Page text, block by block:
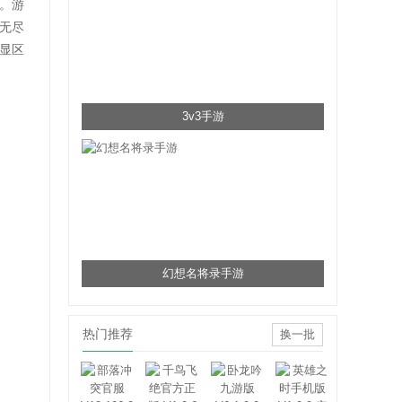
游
尽
区
3v3手游
幻想名将录手游
热门推荐 换一批